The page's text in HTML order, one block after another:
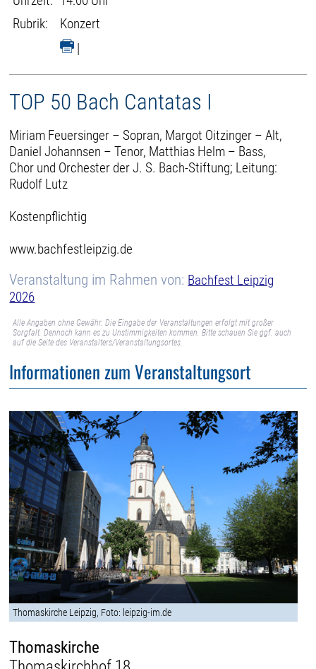
Rubrik:
Konzert
|
TOP 50 Bach Cantatas I
Miriam Feuersinger – Sopran, Margot Oitzinger – Alt,
Daniel Johannsen – Tenor, Matthias Helm – Bass,
Chor und Orchester der J. S. Bach-Stiftung; Leitung:
Rudolf Lutz
Kostenpflichtig
www.bachfestleipzig.de
Veranstaltung im Rahmen von: Bachfest Leipzig
2026
Alle Angaben ohne Gewähr. Die Eingabe der Veranstaltungen erfolgt mit großer
Sorgfalt. Dennoch kann es zu Unstimmigkeiten kommen. Bitte schauen Sie ggf. auch
auf die Seite des Veranstalters/Veranstaltungsortes.
Informationen zum Veranstaltungsort
Thomaskirche Leipzig, Foto: leipzig-im.de
Thomaskirche